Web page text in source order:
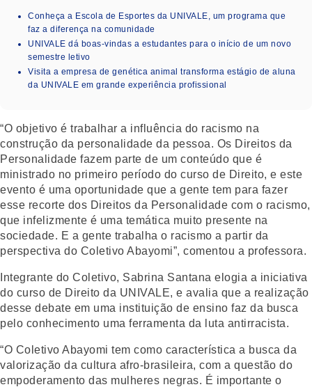
Conheça a Escola de Esportes da UNIVALE, um programa que
faz a diferença na comunidade
UNIVALE dá boas-vindas a estudantes para o início de um novo
semestre letivo
Visita a empresa de genética animal transforma estágio de aluna
da UNIVALE em grande experiência profissional
“O objetivo é trabalhar a influência do racismo na
construção da personalidade da pessoa. Os Direitos da
Personalidade fazem parte de um conteúdo que é
ministrado no primeiro período do curso de Direito, e este
evento é uma oportunidade que a gente tem para fazer
esse recorte dos Direitos da Personalidade com o racismo,
que infelizmente é uma temática muito presente na
sociedade. E a gente trabalha o racismo a partir da
perspectiva do Coletivo Abayomi”, comentou a professora.
Integrante do Coletivo, Sabrina Santana elogia a iniciativa
do curso de Direito da UNIVALE, e avalia que a realização
desse debate em uma instituição de ensino faz da busca
pelo conhecimento uma ferramenta da luta antirracista.
“O Coletivo Abayomi tem como característica a busca da
valorização da cultura afro-brasileira, com a questão do
empoderamento das mulheres negras. É importante o